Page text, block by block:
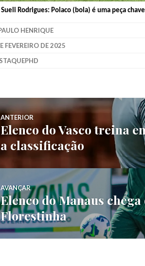
Rodrigues: Polaco (bola) é uma peça
HENRIQUE
FEVEREIRO DE 2025
ANTERIOR
Elenco do Vasco treina
a classificação
AVANÇAR
Elenco do Manaus
Florestinha